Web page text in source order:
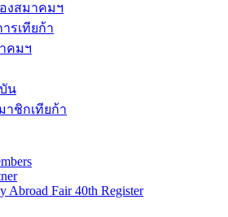
งสมาคมฯ
รเทียก้า
คมฯ
น
าชิกเทียก้า
Abroad Fair 40th Register